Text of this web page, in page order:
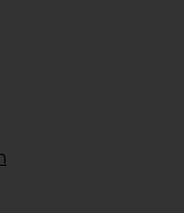
60
45
50
40
30